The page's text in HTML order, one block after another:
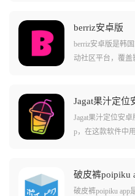
如果我不能了，至
心，但确实给某
如果感兴趣可以下
berriz安卓版
berriz安卓版是韩
动社区平台，覆盖
丝俱乐部，获取独
语言沟通，提供
务，让全球粉丝超
Jagat果汁定位
Jagat果汁定位安
p，在这款软件中
友动态，并且标记
多的亲密朋友之间
破皮裤poipiku
破皮裤poipiku app